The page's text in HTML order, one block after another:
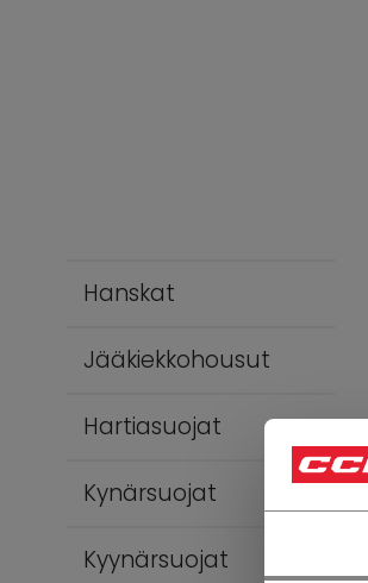
Hanskat
Jääkiekkohousut
Hartiasuojat
Kynärsuojat
Kyynärsuojat